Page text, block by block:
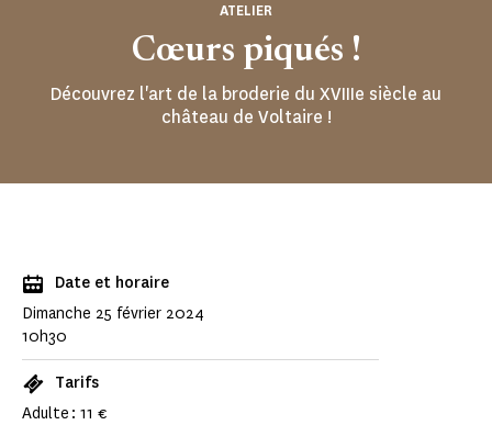
Cœurs piqués !
ATELIER
Découvrez l'art de la broderie du XVIIIe siècle au
château de Voltaire !
Date et horaire
Dimanche 25 février 2024
10h30
Tarifs
Adulte : 11 €